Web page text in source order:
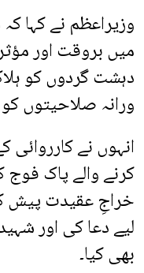
وزیراعظم نے کہا
دہشت گردوں کو
ورانہ صلاحیتوں کو
انہوں نے
کرنے والے پاک
خراجِ عقیدت پیش
لیے دعا کی اور
بھی کیا۔